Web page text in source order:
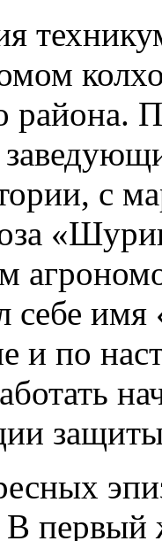
района.
с
себе имя
и по
В первый